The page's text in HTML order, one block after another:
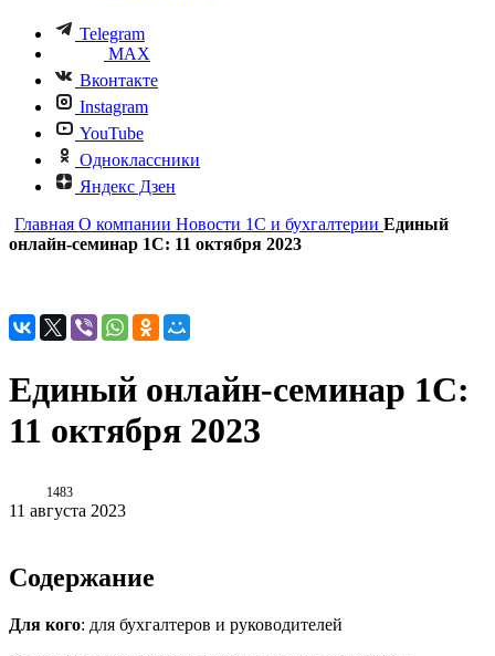
Telegram
MAX
Вконтакте
Instagram
YouTube
Одноклассники
Яндекс Дзен
Главная О компании Новости 1С и бухгалтерии Единый
онлайн-семинар 1С: 11 октября 2023
Единый онлайн-семинар 1С:
11 октября 2023
1483
11 августа 2023
Содержание
Для кого: для бухгалтеров и руководителей